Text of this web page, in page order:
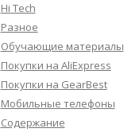
Hi Tech
Разное
Обучающие материалы
Покупки на AliExpress
Покупки на GearBest
Мобильные телефоны
Содержание